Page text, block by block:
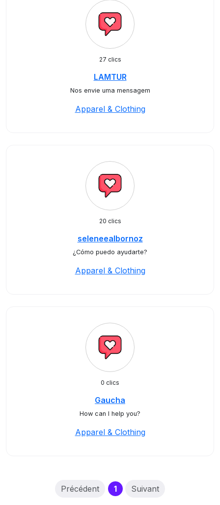
27 clics
LAMTUR
Nos envie uma mensagem
Apparel & Clothing
20 clics
seleneealbornoz
¿Cómo puedo ayudarte?
Apparel & Clothing
0 clics
Gaucha
How can I help you?
Apparel & Clothing
Précédent 1(current)
Suivant